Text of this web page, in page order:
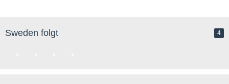
Sweden folgt 4